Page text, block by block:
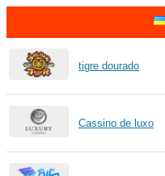
tigre dourado
Cassino de luxo